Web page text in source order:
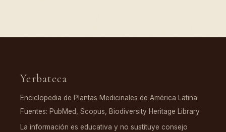
Yerbateca
Enciclopedia de Plantas Medicinales de América Latina
Fuentes: PubMed, Scopus, Biodiversity Heritage Library
La información es educativa y no sustituye consejo